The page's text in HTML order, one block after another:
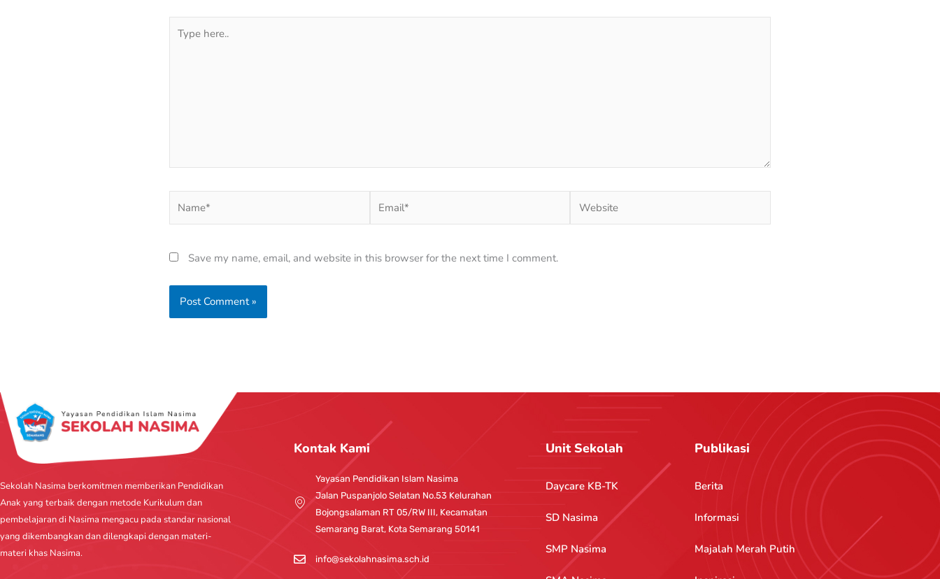
here..
Save my name, email, and website in this browser for the next time I comment.
Sekolah Nasima berkomitmen memberikan Pendidikan
Anak yang terbaik dengan metode Kurikulum dan
pembelajaran di Nasima mengacu pada standar nasional
yang dikembangkan dan dilengkapi dengan materi-
materi khas Nasima.
Kontak Kami
Yayasan Pendidikan Islam Nasima
Jalan Puspanjolo Selatan No.53 Kelurahan
Bojongsalaman RT 05/RW III, Kecamatan
Semarang Barat, Kota Semarang 50141
info@sekolahnasima.sch.id
Unit Sekolah
Daycare KB-TK
SD Nasima
SMP Nasima
Publikasi
Berita
Informasi
Majalah Merah Putih